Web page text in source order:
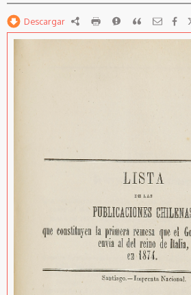
Descargar RDF imprimirReportarCitar